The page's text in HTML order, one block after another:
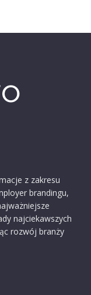
z zakresu
brandingu,
najciekawszych
rozwój branży